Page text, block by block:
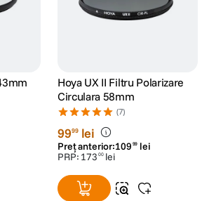
Hoya UX II Filtru Polarizare
Circulara 58mm
(7)
9999 lei
Preț anterior:109 99 lei
PRP: 173 00 lei